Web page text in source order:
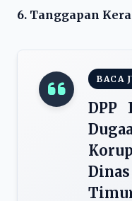
6. Tanggapan
BACA
DPP